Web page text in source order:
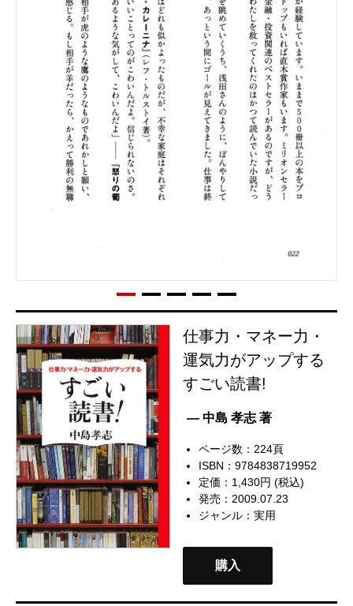
仕事力・マネー力・
運気力がアップする
すごい読書!
— 中島 孝志 著
ページ数：224頁
ISBN：9784838719952
定価：1,430円 (税込)
発売：2009.07.23
ジャンル：実用
購入